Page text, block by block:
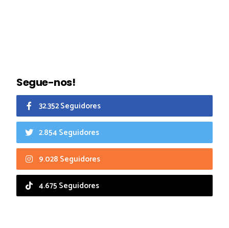
Segue-nos!
32.352 Seguidores
2.854 Seguidores
9.028 Seguidores
4.675 Seguidores